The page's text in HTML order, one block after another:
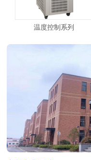
温度控制系列